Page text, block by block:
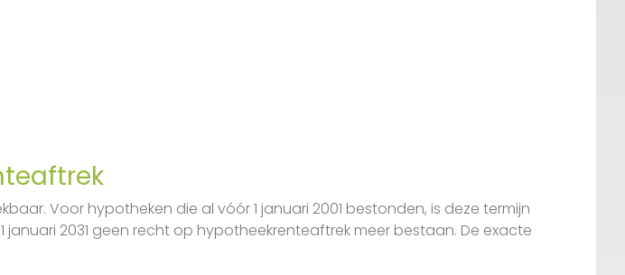
Voor hypotheken die al vóór 1 januari 2001 bestonden, is deze termijn
2031 geen recht op hypotheekrenteaftrek meer bestaan. De exacte